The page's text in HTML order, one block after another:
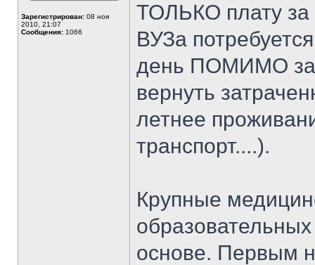
Зарегистрирован: 08 ноя
2010, 21:07
Сообщения: 1066
ТОЛЬКО плату
ВУЗа
день ПОМИМО
вернуть
летнее
транспорт....).
Крупные
основе. Первым